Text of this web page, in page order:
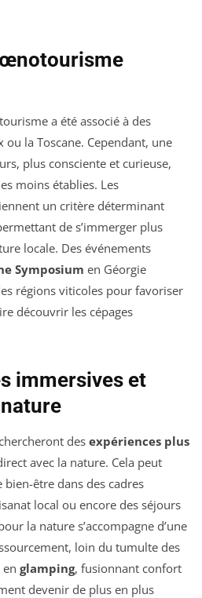
a été associé à des
la Toscane. Cependant, une
plus consciente et curieuse,
moins établies. Les
un critère déterminant
de s’immerger plus
locale. Des événements
Symposium en Géorgie
régions viticoles pour favoriser
découvrir les cépages
immersives et
des expériences plus
avec la nature. Cela peut
être dans des cadres
local ou encore des séjours
la nature s’accompagne d’une
loin du tumulte des
glamping, fusionnant confort
devenir de plus en plus